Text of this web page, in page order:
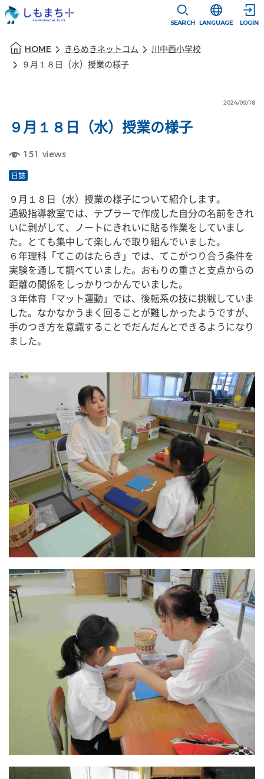
SEARCH
選択すると言
LANGUAGE LOGIN
HOME きらめきネットコム
川中西小学校
９月１８日（水）授業の様子
2024/09/18
９月１８日（水）授業の様子
151 views
日誌
９月１８日（水）授業の様子について紹介します。
通級指導教室では、テプラーで作成した自分の名前をきれ
いに剥がして、ノートにきれいに貼る作業をしていまし
た。とても集中して楽しんで取り組んでいました。
６年理科「てこのはたらき」では、てこがつり合う条件を
実験を通して調べていました。おもりの重さと支点からの
距離の関係をしっかりつかんでいました。
３年体育「マット運動」では、後転系の技に挑戦していま
した。なかなかうまく回ることが難しかったようですが、
手のつき方を意識することでだんだんとできるようになり
ました。